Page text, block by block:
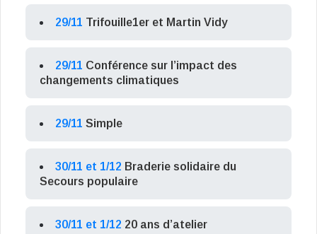
29/11 Trifouille1er et Martin Vidy
29/11 Conférence sur l’impact des
changements climatiques
29/11 Simple
30/11 et 1/12 Braderie solidaire du
Secours populaire
30/11 et 1/12 20 ans d’atelier